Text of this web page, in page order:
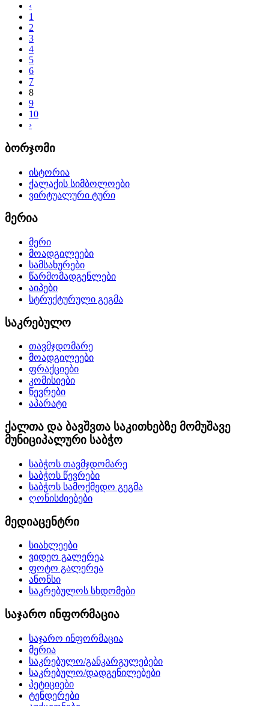
‹
1
2
3
4
5
6
7
8
9
10
›
ბორჯომი
ისტორია
ქალაქის სიმბოლოები
ვირტუალური ტური
მერია
მერი
მოადგილეები
სამსახურები
წარმომადგენლები
აიპები
სტრუქტურული გეგმა
საკრებულო
თავმჯდომარე
მოადგილეები
ფრაქციები
კომისიები
წევრები
აპარატი
ქალთა და ბავშვთა საკითხებზე მომუშავე
მუნიციპალური საბჭო
საბჭოს თავმჯდომარე
საბჭოს წევრები
საბჭოს სამოქმედო გეგმა
ღონისძიებები
მედიაცენტრი
სიახლეები
ვიდეო გალერეა
ფოტო გალერეა
ანონსი
საკრებულოს სხდომები
საჯარო ინფორმაცია
საჯარო ინფორმაცია
მერია
საკრებულო/განკარგულებები
საკრებულო/დადგენილებები
პეტიციები
ტენდერები